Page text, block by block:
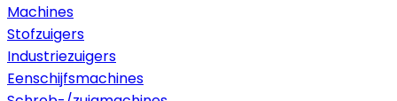
Machines
Stofzuigers
Industriezuigers
Eenschijfsmachines